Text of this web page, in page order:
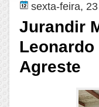
sexta-feira,
Jurandir
Leonardo
Agreste